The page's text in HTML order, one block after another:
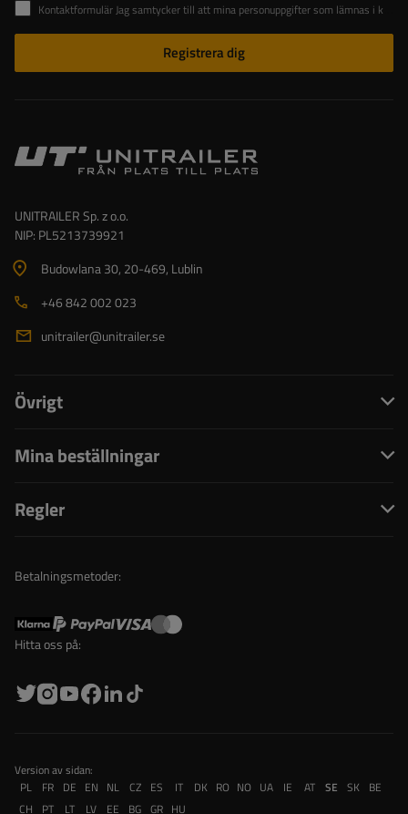
Kontaktformulär Jag samtycker till att mina personuppgifter som lämnas i kontaktformuläret behandlas i enlighet med Europaparlamentets och rådets förordning (EU).
Registrera dig
UNITRAILER Sp. z o.o.
NIP: PL5213739921
Budowlana 30, 20-469, Lublin
+46 842 002 023
unitrailer@unitrailer.se
Övrigt
Mina beställningar
Regler
Betalningsmetoder:
Hitta oss på:
Version av sidan:
PL
FR DE EN NL CZ ES IT DK RO NO UA IE AT SE SK BE
CH
PT LT LV EE BG GR HU